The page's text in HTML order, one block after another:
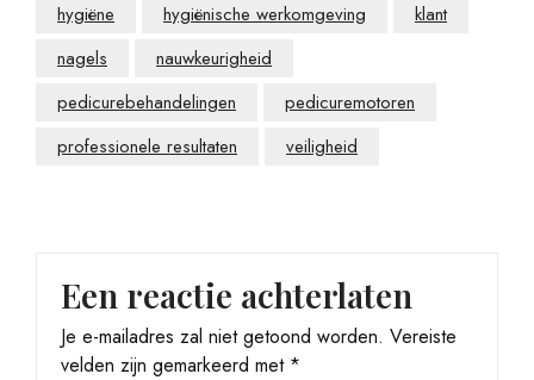
hygiëne
hygiënische werkomgeving
klant
nagels
nauwkeurigheid
pedicurebehandelingen
pedicuremotoren
professionele resultaten
veiligheid
Een reactie achterlaten
Je e-mailadres zal niet getoond worden. Vereiste
velden zijn gemarkeerd met *